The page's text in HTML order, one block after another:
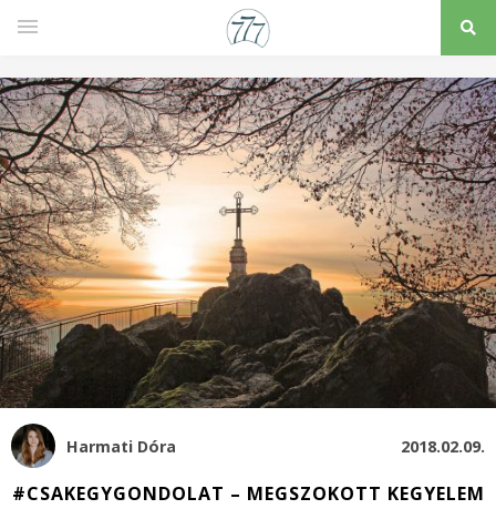
Harmati Dóra 2018.02.09.
#CSAKEGYGONDOLAT – MEGSZOKOTT KEGYELEM